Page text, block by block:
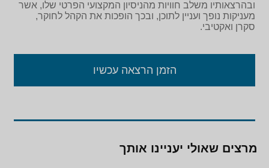
תקציב מדינת ישראל לשנים 2017-2018.
כמו כן, מוביל כהן את המאבק להפחתת עמלות הסליקה
מאבקים נוספים המקבלים ביטוי לאור פעילותו של כהן
אבל בעקבות מות קרוב משפחה מדרגה ראשונה, מתן דין
קדימה לעסק הקטן כנושה בהליך פשיטת רגל, אבחנה בין
ובהרצאותיו משלב חוויות מהניסיון המקצועי הפרטי שלו, אשר
מעניקות נופך ועניין לתוכן, ובכך הופכות את הקהל לחוקר,
סקרן ואקטיבי.
הזמן הרצאה עכשיו
מרצים שאולי יעניינו אותך